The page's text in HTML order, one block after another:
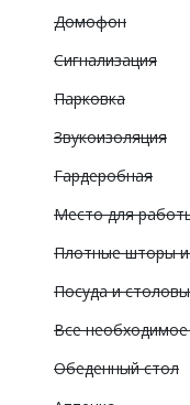
Домофон
Сигнализация
Парковка
Звукоизоляция
Гардеробная
Место для
Плотные шторы и
Посуда и
Все
Обеденный стол